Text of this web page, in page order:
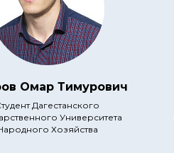
Омар Тимурович
Дагестанского
Университета
Хозяйства